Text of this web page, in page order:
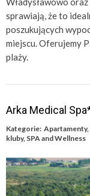
sprawiają, że to
poszukujących
miejscu. Oferujemy
plaży.
Arka Medical
Kategorie: Apartamenty,
kluby, SPA and Wellness